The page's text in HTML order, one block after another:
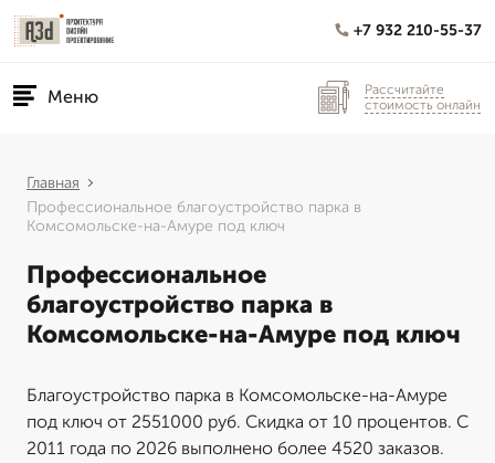
+7 932 210-55-37
Меню
Рассчитайте
стоимость онлайн
Главная
Профессиональное благоустройство парка в
Комсомольске-на-Амуре под ключ
Профессиональное
благоустройство парка в
Комсомольске-на-Амуре под ключ
Благоустройство парка в Комсомольске-на-Амуре
под ключ от 2551000 руб. Скидка от 10 процентов. С
2011 года по 2026 выполнено более 4520 заказов.